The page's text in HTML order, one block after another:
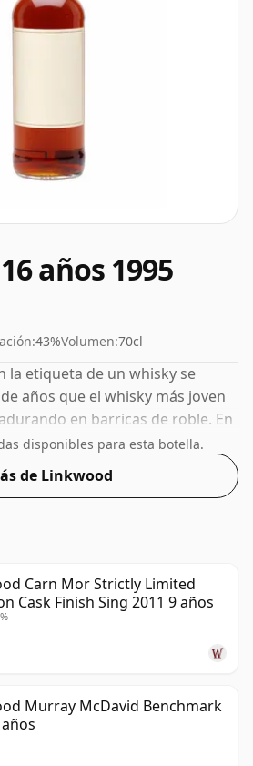
años 1995
43%Volumen:70cl
la etiqueta de un whisky se
años que el whisky más joven
en barricas de roble. En
Escocés de Linkwood tiene 16
una concentración cada vez
es un ABV para beber
disponibles para esta botella.
de Linkwood
Carn Mor Strictly Limited
Cask Finish Sing 2011 9 años
Murray McDavid Benchmark